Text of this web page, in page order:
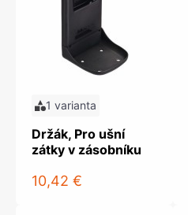
1 varianta
Držák, Pro ušní
zátky v zásobníku
10,42 €